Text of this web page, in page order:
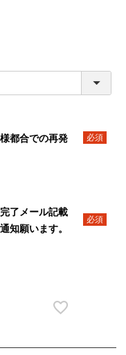
都合での再発
了メール記載
知願います。